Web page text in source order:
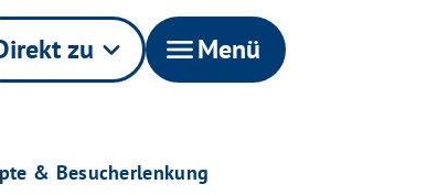
zu keyboard_arrow_down menuMenü
& Besucherlenkung